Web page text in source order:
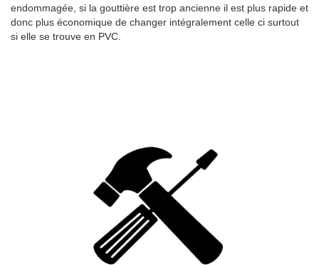
endommagée, si la gouttière est trop ancienne il est plus rapide et
donc plus économique de changer intégralement celle ci surtout
si elle se trouve en PVC.